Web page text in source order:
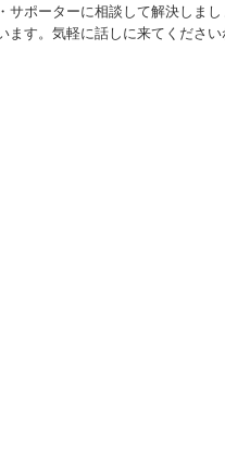
ポーターに相談して解決しま
ます。気軽に話しに来てください